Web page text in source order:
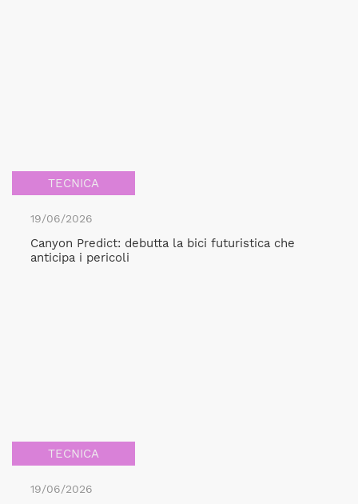
TECNICA
19/06/2026
Canyon Predict: debutta la bici futuristica che
anticipa i pericoli
TECNICA
19/06/2026